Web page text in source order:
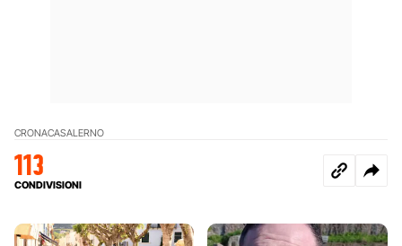
CRONACASALERNO
113
CONDIVISIONI